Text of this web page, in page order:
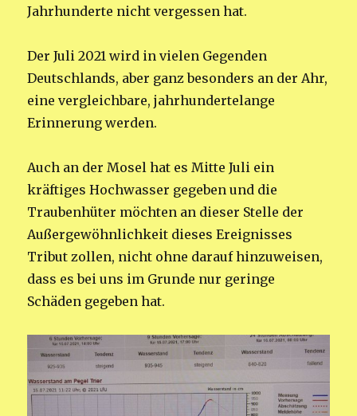
Jahrhunderte nicht vergessen hat.
Der Juli 2021 wird in vielen Gegenden
Deutschlands, aber ganz besonders an der Ahr,
eine vergleichbare, jahrhundertelange
Erinnerung werden.
Auch an der Mosel hat es Mitte Juli ein
kräftiges Hochwasser gegeben und die
Traubenhüter möchten an dieser Stelle der
Außergewöhnlichkeit dieses Ereignisses
Tribut zollen, nicht ohne darauf hinzuweisen,
dass es bei uns im Grunde nur geringe
Schäden gegeben hat.